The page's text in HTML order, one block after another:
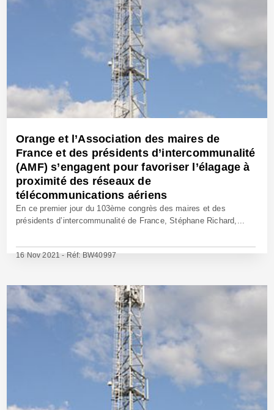
Orange et l’Association des maires de
France et des présidents d’intercommunalité
(AMF) s’engagent pour favoriser l’élagage à
proximité des réseaux de
télécommunications aériens
En ce premier jour du 103ème congrès des maires et des
présidents d’intercommunalité de France, Stéphane Richard,...
16 Nov 2021 - Réf: BW40997